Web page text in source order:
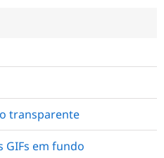
transparente
GIFs em fundo